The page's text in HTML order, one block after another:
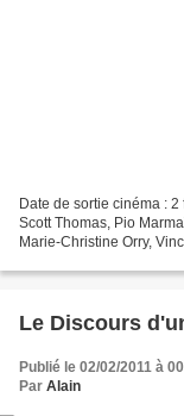
Date de sortie cinéma :
Scott Thomas, Pio
Marie-Christine Orry,
Le Discours
Publié le 02/02/2011 à
Par Alain